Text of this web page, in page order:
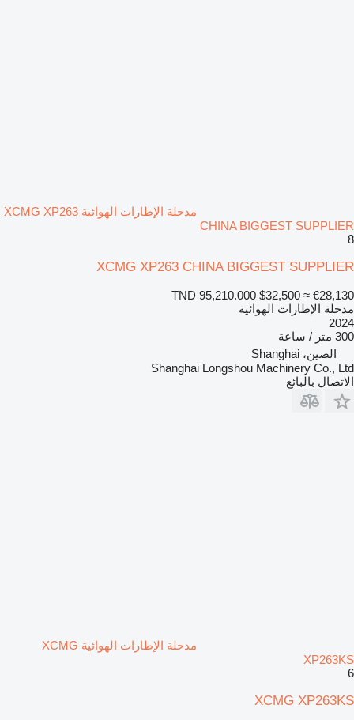
مدحلة الإطارات الهوائية XCMG XP263
CHINA BIGGEST SUPPLIER
8
XCMG XP263 CHINA BIGGEST SUPPLIER
TND 95,210.000 $32,500 ≈ €28,130
مدحلة الإطارات الهوائية
2024
300 متر / ساعة
الصين، Shanghai
Shanghai Longshou Machinery Co., Ltd
الاتصال بالبائع
مدحلة الإطارات الهوائية XCMG
XP263KS
6
XCMG XP263KS